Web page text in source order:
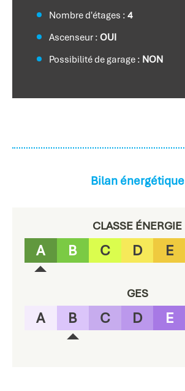
Nombre d'étages : 4
Ascenseur : OUI
Possibilité de garage : NON
Bilan énergétique
CLASSE ÉNERGIE
A B C D E
GES
A B C D E